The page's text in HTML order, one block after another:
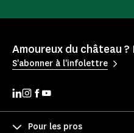
Amoureux du château
S'abonner à l'infolettre
Pour les pros